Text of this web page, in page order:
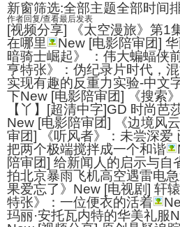
新窗筛选:全部主题全部时间
作者回复/查看最后发表
[视频分享] 《太空漫旅》第1
在哪里
New [电影陪审团]
暗骑士崛起》 ：伟大蝙蝠侠
亨特张》：伪纪录片时代，
实现有趣的反重力实验-中文
下New [电影陪审团] 《搜索
【丫】[超清中字]GD 时尚芭
New [电影陪审团] 《边境风
审团] 《听风者》：未尝深爱
把两个极端搅拌成一个和谐
陪审团] 给新闻人的启示与
拍北京暴雨飞机高空遇雷电
果爱忘了》New [电视剧] 轩
特张》：一位便衣的活着
玛丽·安托瓦内特的华美礼服